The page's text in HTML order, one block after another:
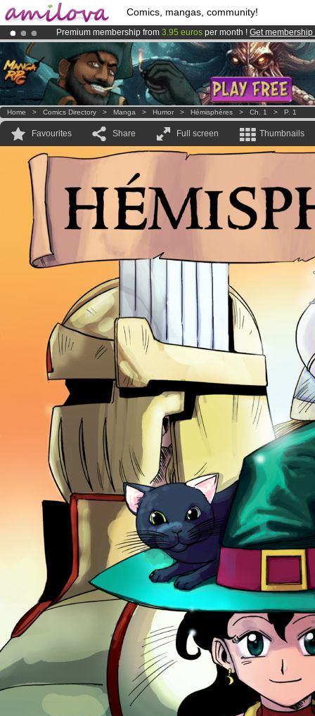
Comics, mangas, community!
Premium membership from 3.95 euros per month ! Get membership
Already 100000membersand 1000comics & mangas!.
AmilovaKickstarter is now LIVE!.
Home > Comics Directory > Manga > Humor > Hémisphères > Ch. 1 > P. 1
Favourites Share Full screen Thumbnails